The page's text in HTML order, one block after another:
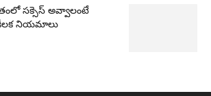
సక్సెస్ అవ్వాలంటే
కీలక నియమాలు